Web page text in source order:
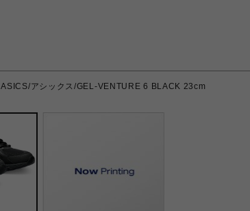
ASICS/アシックス/GEL-VENTURE 6 BLACK 23cm